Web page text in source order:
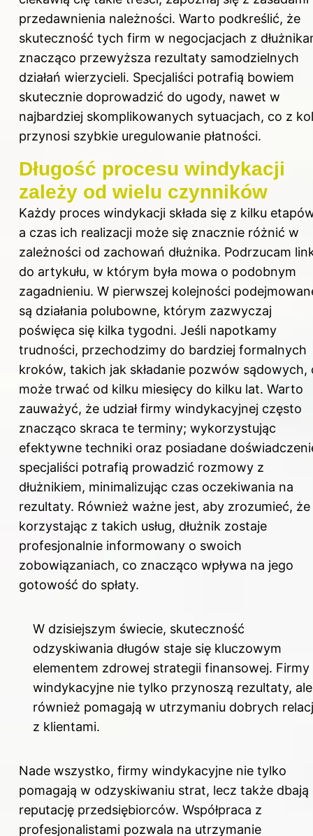
przedawnienia należności. Warto podkreślić, że
skuteczność tych firm w negocjacjach z
znacząco przewyższa rezultaty samodzielnych
działań wierzycieli. Specjaliści potrafią bowiem
skutecznie doprowadzić do ugody, nawet w
najbardziej skomplikowanych sytuacjach, co z
przynosi szybkie uregulowanie płatności.
Długość procesu windykacji
zależy od wielu czynników
Każdy proces windykacji składa się z kilku
a czas ich realizacji może się znacznie różnić w
zależności od zachowań dłużnika. Podrzucam
do artykułu, w którym była mowa o podobnym
zagadnieniu. W pierwszej kolejności
są działania polubowne, którym zazwyczaj
poświęca się kilka tygodni. Jeśli napotkamy
trudności, przechodzimy do bardziej formalnych
kroków, takich jak składanie pozwów sądowych,
może trwać od kilku miesięcy do kilku lat. Warto
zauważyć, że udział firmy windykacyjnej często
znacząco skraca te terminy; wykorzystując
efektywne techniki oraz posiadane
specjaliści potrafią prowadzić rozmowy z
dłużnikiem, minimalizując czas oczekiwania na
rezultaty. Również ważne jest, aby zrozumieć, że
korzystając z takich usług, dłużnik zostaje
profesjonalnie informowany o swoich
zobowiązaniach, co znacząco wpływa na jego
gotowość do spłaty.
W dzisiejszym świecie, skuteczność
odzyskiwania długów staje się kluczowym
elementem zdrowej strategii finansowej. Firmy
windykacyjne nie tylko przynoszą rezultaty, ale
również pomagają w utrzymaniu dobrych
z klientami.
Nade wszystko, firmy windykacyjne nie tylko
pomagają w odzyskiwaniu strat, lecz także dbają
reputację przedsiębiorców. Współpraca z
profesjonalistami pozwala na utrzymanie